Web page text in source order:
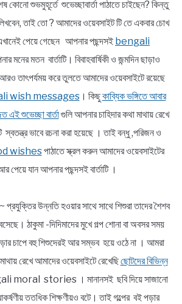
কোনো শুভমুহূর্তে শুভেচ্ছাবার্তা পাঠাতে চাইছেন? কিন্তু
তাই তো ? আমাদের ওয়েবসাইট টি তে একবার চোখ
পেয়ে গেছেন আপনার পছন্দসই bengali
মনের মতন বার্তাটি। বিবাহবার্ষিকী ও জন্মদিন ছাড়াও
তাৎপর্যময় করে তুলতে আমাদের ওয়েবসাইটে রয়েছে
wish messages। কিছুকাব্যিক ভঙ্গিতে আবার
এই শুভেচ্ছা বার্তাগুলি আপনার চাহিদার কথা মাথায় রেখে
ভাবে রচনা করা হয়েছে । তাই বন্ধু ,পরিজন ও
wishesপাঠাতে স্ক্রল করুন আমাদের ওয়েবসাইটের
পেয়ে যান আপনার পছন্দসই বার্তাটি ।
~ প্রযুক্তির উন্নতি হওয়ার সাথে সাথে শিশুরা তাদের শৈশব
ঠাকুমা -দিদিমাদের মুখে গল্প শোনা বা অবসর সময়
চাপে বহু শিশুদেরই আর সম্ভব হয়ে ওঠে না । আমরা
রেখে আমাদের ওয়েবসাইটে রেখেছিছোটদের বিভিন্ন
moral stories । মানানসই ছবি দিয়ে সাজানো
ততধিক শিক্ষণীয়ও বটে। তাই গল্পের বই পড়ার